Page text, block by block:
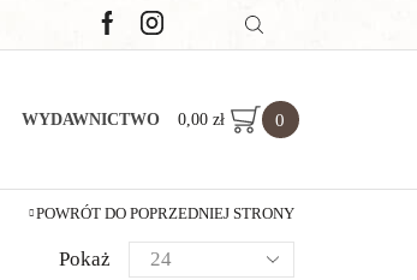
WYDAWNICTWO 0,00zł 0
POWRÓT DO POPRZEDNIEJ STRONY
Pokaż